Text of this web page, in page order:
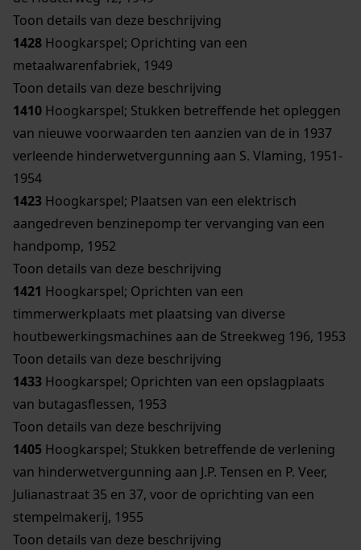
Toon details van deze beschrijving
1428 Hoogkarspel; Oprichting van een
metaalwarenfabriek, 1949
Toon details van deze beschrijving
1410 Hoogkarspel; Stukken betreffende het opleggen
van nieuwe voorwaarden ten aanzien van de in 1937
verleende hinderwetvergunning aan S. Vlaming, 1951-
1954
1423 Hoogkarspel; Plaatsen van een elektrisch
aangedreven benzinepomp ter vervanging van een
handpomp, 1952
Toon details van deze beschrijving
1421 Hoogkarspel; Oprichten van een
timmerwerkplaats met plaatsing van diverse
houtbewerkingsmachines aan de Streekweg 196, 1953
Toon details van deze beschrijving
1433 Hoogkarspel; Oprichten van een opslagplaats
van butagasflessen, 1953
Toon details van deze beschrijving
1405 Hoogkarspel; Stukken betreffende de verlening
van hinderwetvergunning aan J.P. Tensen en P. Veer,
Julianastraat 35 en 37, voor de oprichting van een
stempelmakerij, 1955
Toon details van deze beschrijving